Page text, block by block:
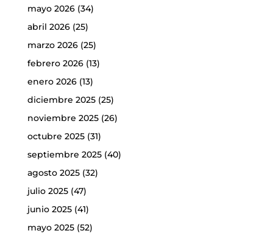
mayo 2026(34)
abril 2026(25)
marzo 2026(25)
febrero 2026(13)
enero 2026(13)
diciembre 2025(25)
noviembre 2025(26)
octubre 2025(31)
septiembre 2025(40)
agosto 2025(32)
julio 2025(47)
junio 2025(41)
mayo 2025(52)